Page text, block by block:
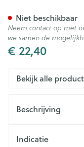
€ 22,40
Niet beschikbaar
Neem contact op met
we samen de
Bekijk alle
Beschrijving
Indicatie